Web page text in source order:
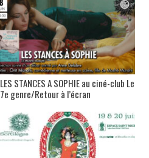
LES STANCES A SOPHIE au ciné-club Le
7e genre/Retour à l’écran